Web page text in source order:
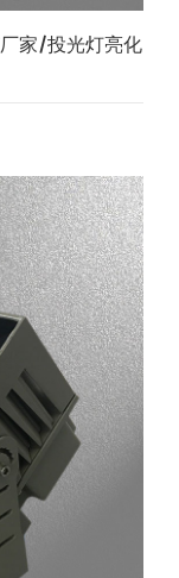
家/投光灯亮化